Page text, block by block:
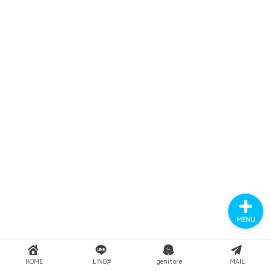
HOME LINE@ genitore MAIL
MENU